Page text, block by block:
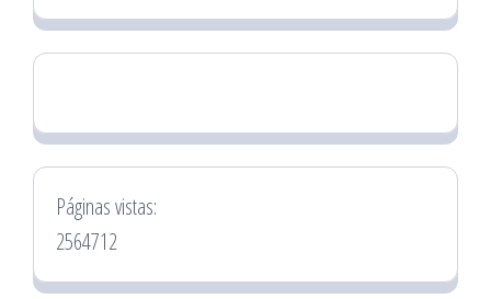
Páginas vistas:
2564712